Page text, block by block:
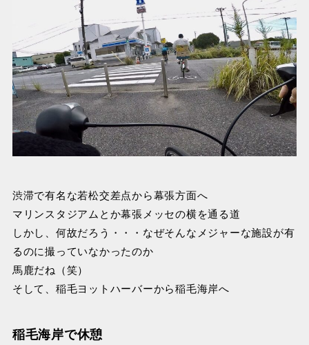
渋滞で有名な若松交差点から幕張方面へ
マリンスタジアムとか幕張メッセの横を通る道
しかし、何故だろう・・・なぜそんなメジャーな施設が有
るのに撮っていなかったのか
馬鹿だね（笑）
そして、稲毛ヨットハーバーから稲毛海岸へ
稲毛海岸で休憩